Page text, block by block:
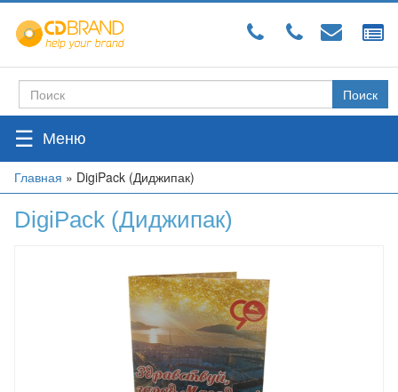
Перейти
основному
Форма
поиска
Поиск
☰
Вы
Главная » DigiPack (Диджипак)
DigiPack (Диджипак)